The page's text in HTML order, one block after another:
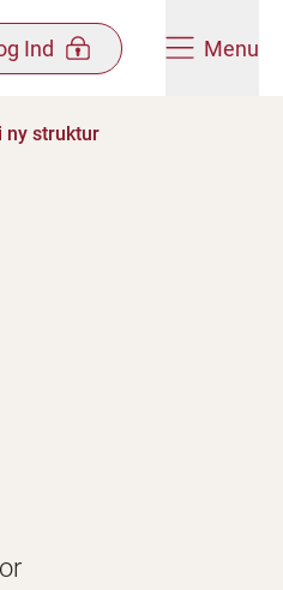
Ind Menu
ny struktur